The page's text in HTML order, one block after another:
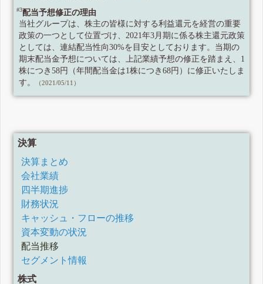
#3配当予想修正の理由
当社グループは、株主の皆様に対する利益還元を経営の重要
政策の一つとして位置づけ、2021年3月期に係る株主還元政策
としては、連結配当性向30%を目安としております。当期の
期末配当金予想については、上記業績予想の修正を踏まえ、1
株につき58円（年間配当金は1株につき68円）に修正いたしま
す。
（2021/05/11）
決算
決算まとめ
会社業績
四半期進捗
財務状況
キャッシュ・フローの推移
資本変動の状況
配当推移
セグメント情報
株式